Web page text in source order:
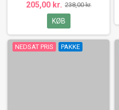
205,00 kr. 238,00 kr.
KØB
NEDSAT PRIS PAKKE